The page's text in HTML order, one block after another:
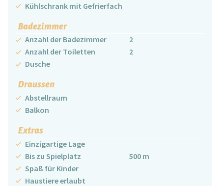
Kühlschrank mit Gefrierfach
Badezimmer
Anzahl der Badezimmer
2
Anzahl der Toiletten
2
Dusche
Draussen
Abstellraum
Balkon
Extras
Einzigartige Lage
Bis zu Spielplatz
500 m
Spaß für Kinder
Haustiere erlaubt